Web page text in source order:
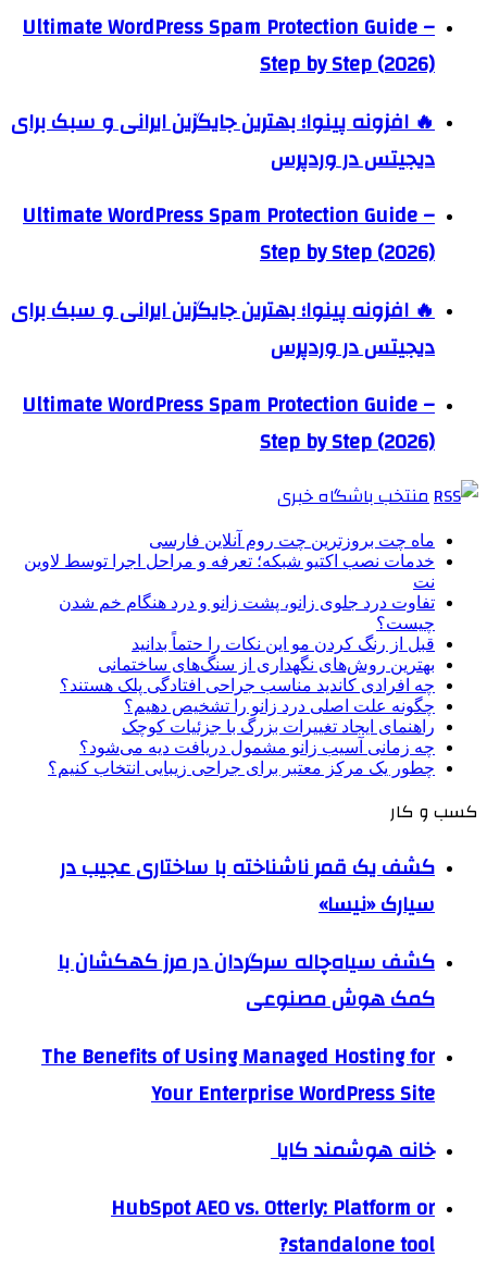
Ultimate WordPress Spam Protection Guide –
Step by Step (2026)
🔥 افزونه پینوا؛ بهترین جایگزین ایرانی و سبک برای
دیجیتس در وردپرس
Ultimate WordPress Spam Protection Guide –
Step by Step (2026)
🔥 افزونه پینوا؛ بهترین جایگزین ایرانی و سبک برای
دیجیتس در وردپرس
Ultimate WordPress Spam Protection Guide –
Step by Step (2026)
منتخب باشگاه خبری
ماه چت بروزترین چت روم آنلاین فارسی
خدمات نصب اکتیو شبکه؛ تعرفه و مراحل اجرا توسط لاوین
نت
تفاوت درد جلوی زانو، پشت زانو و درد هنگام خم شدن
چیست؟
قبل از رنگ کردن مو این نکات را حتماً بدانید
بهترین روش‌های نگهداری از سنگ‌های ساختمانی
چه افرادی کاندید مناسب جراحی افتادگی پلک هستند؟
چگونه علت اصلی درد زانو را تشخیص دهیم؟
راهنمای ایجاد تغییرات بزرگ با جزئیات کوچک
چه زمانی آسیب زانو مشمول دریافت دیه می‌شود؟
چطور یک مرکز معتبر برای جراحی زیبایی انتخاب کنیم؟
کسب و کار
کشف یک قمر ناشناخته با ساختاری عجیب در
سیارک «نیسا»
کشف سیاه‌چاله سرگردان در مرز کهکشان با
کمک هوش مصنوعی
The Benefits of Using Managed Hosting for
Your Enterprise WordPress Site
خانه هوشمند کایا
HubSpot AEO vs. Otterly: Platform or
standalone tool?